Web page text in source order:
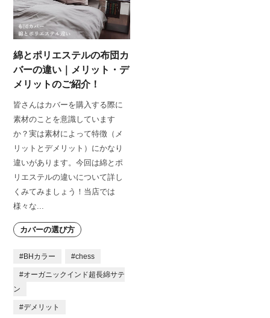
綿とポリエステルの布団カ
バーの違い｜メリット・デ
メリットのご紹介！
皆さんはカバーを購入する際に
素材のことを意識しています
か？実は素材によって特徴（メ
リットとデメリット）にかなり
違いがあります。今回は綿とポ
リエステルの違いについて詳し
くみてみましょう！当店では
様々な...
カバーの選び方
#BHカラー #chess
#オーガニックインド超長綿サテ
ン
#デメリット